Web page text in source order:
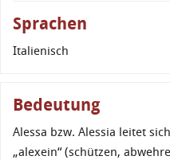
Sprachen
Italienisch
Bedeutung
Alessa bzw. Alessia leitet
„alexein“ (schützen,